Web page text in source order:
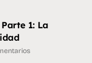
1: La